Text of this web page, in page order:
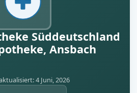
Süddeutschland
Ansbach
4 Juni, 2026